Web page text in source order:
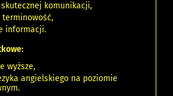
komunikacji,
terminowość,
informacji.
wyższe,
angielskiego na poziomie